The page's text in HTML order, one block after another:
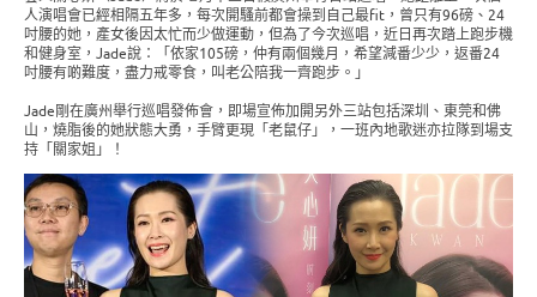
人演唱會已經相隔五年多，每次開騷前都會操到自己最fit，曾只有96磅、24
吋腰的她，產女後因太忙而少做運動，但為了今次巡唱，近日再次踏上跑步機
和健身室，Jade說：「依家105磅，仲有兩個幾月，希望減番少少，返番24
吋腰有啲難度，盡力戒零食，叫老公陪我一齊跑步。」
Jade剛在廣州舉行巡唱發佈會，即場宣佈加開另外三站包括深圳、東莞和佛
山，燒脂後的她狀態大勇，手臂更現「老鼠仔」，一班內地歌迷亦拉隊到場支
持「關家姐」！